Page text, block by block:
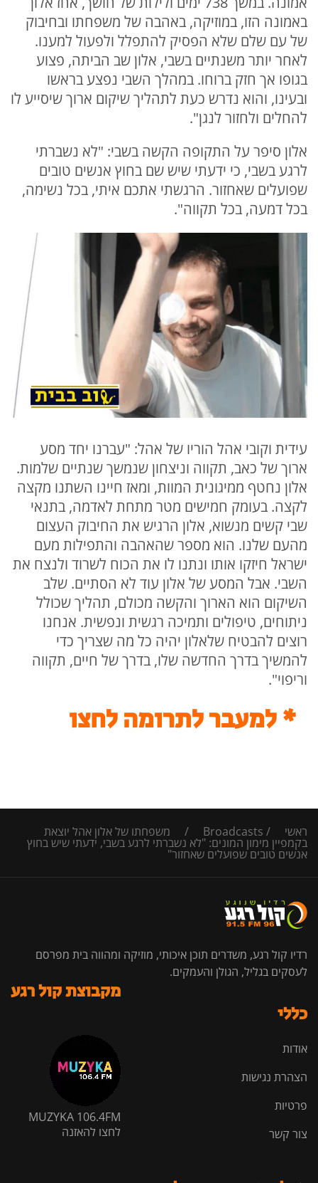
באמונה הזו, במוזיקה, באהבה של משפחתו ובחיבוק
של עם שלם שלא הפסיק להתפלל ולפעול למענו.
לאחר יותר משנתיים בשבי, אלון שב הביתה, פצוע
בגופו אך חזק ברוחו. במהלך השבי נפצע בראשו
ובעינו, והוא נדרש כעת לתהליך שיקום ארוך שיסייע לו
להחלים ולחזור לנגן".
אלון סיפר על התקופה הקשה בשבי: "לא נשברתי
לרגע בשבי, כי ידעתי שיש שם בחוץ אנשים טובים
שפועלים שאחזור. הרגשתי אתכם איתי, בכל נשימה,
בכל דמעה, בכל תקווה".
עידית וקובי אהל הוריו של אהל: "עברנו יחד מסע
ארוך של כאב, תקווה וניצחון שנמשך שנתיים שלמות.
אלון נחטף ממיגונית המוות, ומאז חיינו השתנו מקצה
לקצה. בעומק חמישים מטר מתחת לאדמה, בתנאי
שבי קשים מנשוא, אלון הרגיש את החיבוק העצום
מהעם שלנו. הוא מספר שהאהבה והתפילות מעם
ישראל חיזקו אותו ונתנו לו את הכוח לשרוד ולנצח את
השבי. אבל המסע של אלון עוד לא הסתיים. שלב
השיקום הוא הארוך והקשה מכולם, תהליך שכולל
ניתוחים, טיפולים ותמיכה רגשית ונפשית. אנחנו
רוצים להבטיח שלאלון יהיה כל מה שצריך כדי
להמשיך בדרך החדשה שלו, בדרך של חיים, תקווה
וריפוי".
* למעבר לתרומה לחצו
ראשי /
Broadcasts
/ משפחתו של אלון אהל יוצאת
בקמפיין מימון המונים: "לא נשברתי לרגע בשבי, ידעתי שיש בחוץ
אנשים טובים שפועלים שאחזור"
רדיו קול רגע, משדרים תוכן איכותי, מוזיקה ומהווה בית מפרסם
לעסקים בגליל, הגולן והעמקים.
כללי
אודות
הצהרת נגישות
פרטיות
צור קשר
מקבוצת קול רגע
MUZYKA 106.4FM
לחצו להאזנה